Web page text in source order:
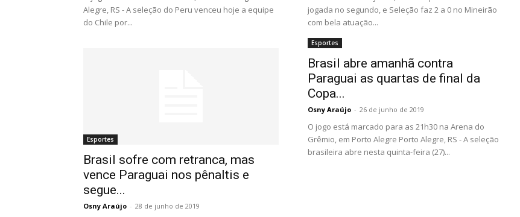
Alegre, RS - A seleção do Peru venceu hoje a equipe
do Chile por...
jogada no segundo, e Seleção faz 2 a 0 no Mineirão
com bela atuação...
Esportes
Brasil sofre com retranca, mas
vence Paraguai nos pênaltis e
segue...
Osny Araújo - 28 de junho de 2019
Esportes
Brasil abre amanhã contra
Paraguai as quartas de final da
Copa...
Osny Araújo - 26 de junho de 2019
O jogo está marcado para as 21h30 na Arena do
Grêmio, em Porto Alegre Porto Alegre, RS - A seleção
brasileira abre nesta quinta-feira (27)...